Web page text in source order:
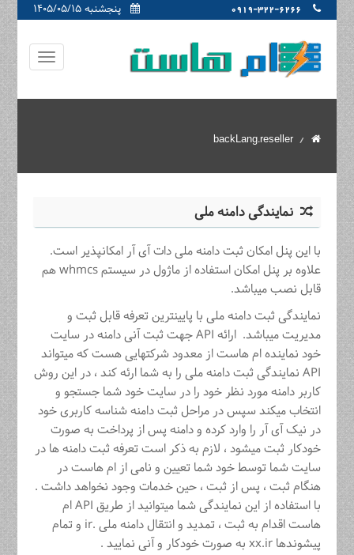
پنجشنبه ۱۴۰۵/۰۵/۱۵ 0919-322-6266
backLang.reseller
نمایندگی دامنه ملی
با این پنل امکان ثبت دامنه ملی دات آی آر امکانپذیر است.
علاوه بر پنل امکان استفاده از ماژول در سیستم whmcs هم
قابل نصب میباشد.
نمایندگی ثبت دامنه ملی با پایینترین تعرفه قابل ثبت و
مدیریت میباشد. ارائه API جهت ثبت آنی دامنه در سایت
خود نماینده ام هاست از معدود شرکتهایی هست که میتواند
API نمایندگی ثبت دامنه ملی را به شما ارئه کند ، در این روش
کاربر دامنه مورد نظر خود را در سایت خود شما جستجو و
انتخاب میکند سپس در مراحل ثبت دامنه شناسه کاربری خود
در نیک آی آر را وارد کرده و دامنه پس از پرداخت به صورت
خودکار ثبت میشود ، لازم به ذکر است تعرفه ثبت دامنه ها در
سایت شما توسط خود شما تعیین و نامی از ام هاست در
هنگام ثبت ، پس از ثبت ، حین خدمات وجود نخواهد داشت .
با استفاده از این نمایندگی شما میتوانید از طریق API ام
هاست اقدام به ثبت ، تمدید و انتقال دامنه ملی .ir و تمام
پیشوندها xx.ir به صورت خودکار و آنی نمایید .